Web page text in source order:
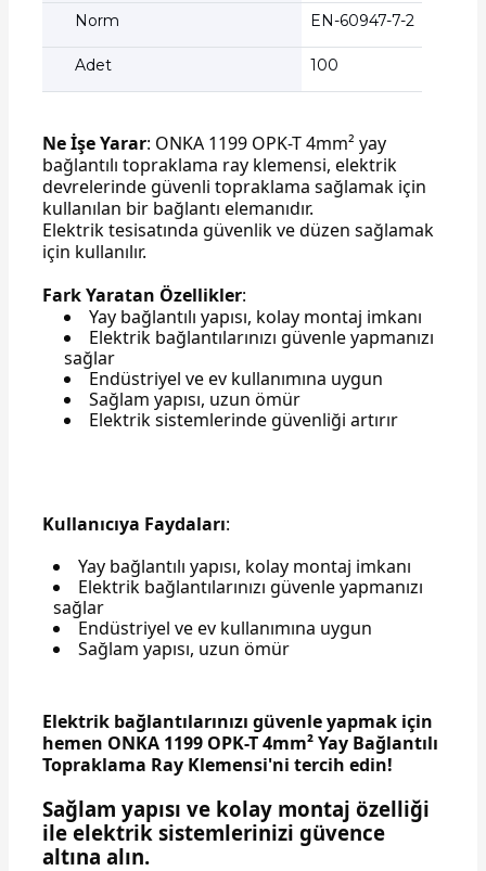
Norm EN-60947-7-2
Adet 100
Ne İşe Yarar: ONKA 1199 OPK-T 4mm² yay
bağlantılı topraklama ray klemensi, elektrik
devrelerinde güvenli topraklama sağlamak için
kullanılan bir bağlantı elemanıdır.
Elektrik tesisatında güvenlik ve düzen sağlamak
için kullanılır.
Fark Yaratan Özellikler:
Yay bağlantılı yapısı, kolay montaj imkanı
Elektrik bağlantılarınızı güvenle yapmanızı
sağlar
Endüstriyel ve ev kullanımına uygun
Sağlam yapısı, uzun ömür
Elektrik sistemlerinde güvenliği artırır
Kullanıcıya Faydaları:
Yay bağlantılı yapısı, kolay montaj imkanı
Elektrik bağlantılarınızı güvenle yapmanızı
sağlar
Endüstriyel ve ev kullanımına uygun
Sağlam yapısı, uzun ömür
Elektrik bağlantılarınızı güvenle yapmak için
hemen ONKA 1199 OPK-T 4mm² Yay Bağlantılı
Topraklama Ray Klemensi'ni tercih edin!
Sağlam yapısı ve kolay montaj özelliği
ile elektrik sistemlerinizi güvence
altına alın.